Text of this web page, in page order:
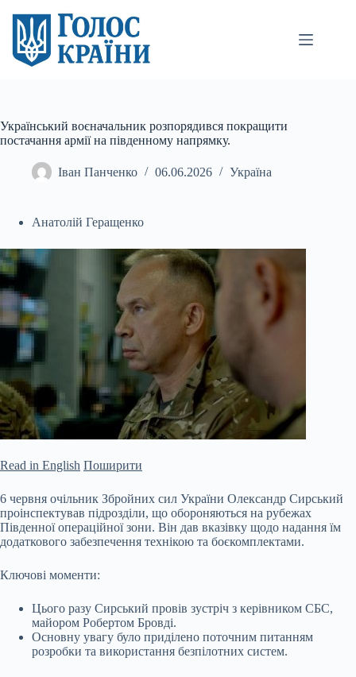
вмісту
Український воєначальник розпорядився покращити
постачання армії на південному напрямку.
Іван Панченко 06.06.2026 Україна
Анатолій Геращенко
Read in English Поширити
6 червня очільник Збройних сил України Олександр Сирський
проінспектував підрозділи, що обороняються на рубежах
Південної операційної зони. Він дав вказівку щодо надання їм
додаткового забезпечення технікою та боєкомплектами.
Ключові моменти:
Цього разу Сирський провів зустріч з керівником СБС,
майором Робертом Бровді.
Основну увагу було приділено поточним питанням
розробки та використання безпілотних систем.